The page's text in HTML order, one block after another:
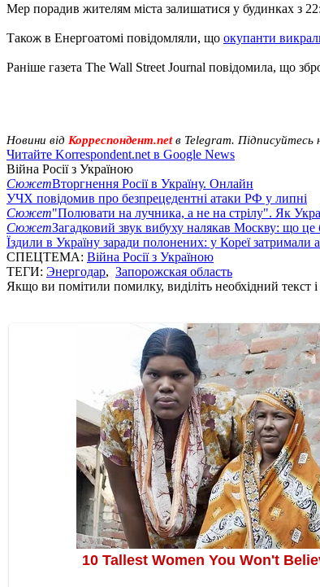
Мер порадив жителям міста залишатися у будинках з
Також в Енергоатомі повідомляли, що окупанти
Раніше газета The Wall Street Journal повідомила, що
Новини від Корреспондент.netв Telegram. Підписуйтесь
Читайте Korrespondent.net в Google News
Війна Росії з Україною
СюжетВторгнення Росії в Україну. Онлайн
УЧХ повідомив про безпрецедентні атаки РФ у липні
Сюжет"Полювати на лучника, а не на стрілу". Як
СюжетЗагадковий звук вибуху налякав Москву: що це
Їздили в Україну заради полонених: у Кореї затримали
СПЕЦТЕМА: Війна Росії з Україною
ТЕГИ: Энергодар, Запорожская область
Якщо ви помітили помилку, виділіть необхідний